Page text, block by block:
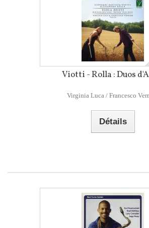
Viotti - Rolla : Duos
Virginia Luca / Francesco
Détails